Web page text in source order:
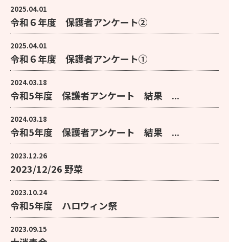
2025.04.01
令和６年度 保護者アンケート②
2025.04.01
令和６年度 保護者アンケート①
2024.03.18
令和5年度 保護者アンケート 結果 ...
2024.03.18
令和5年度 保護者アンケート 結果 ...
2023.12.26
2023/12/26 野菜
2023.10.24
令和5年度 ハロウィン祭
2023.09.15